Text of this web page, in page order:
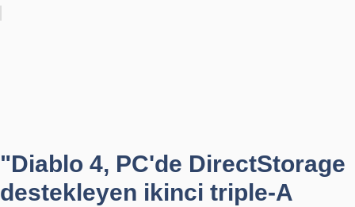
"Diablo 4, PC'de DirectStorage
destekleyen ikinci triple-A